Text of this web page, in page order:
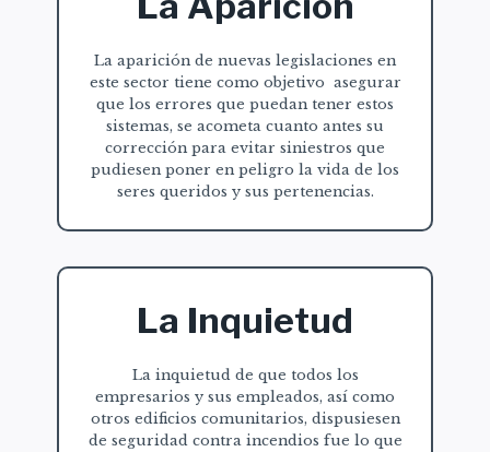
La aparición de nuevas legislaciones en
este sector tiene como objetivo asegurar
que los errores que puedan tener estos
sistemas, se acometa cuanto antes su
corrección para evitar siniestros que
pudiesen poner en peligro la vida de los
seres queridos y sus pertenencias.
La Inquietud
La inquietud de que todos los
empresarios y sus empleados, así como
otros edificios comunitarios, dispusiesen
de seguridad contra incendios fue lo que